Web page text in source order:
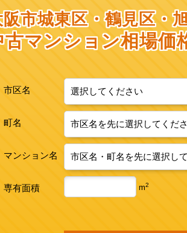
阪市城東区・鶴見区・
古マンション相場価
市区名
町名
マンション名
専有面積 m2